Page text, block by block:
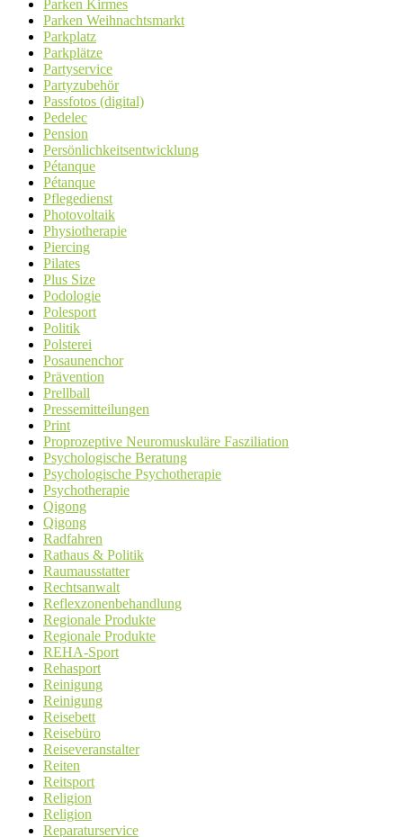
Parken Kirmes
Parken Weihnachtsmarkt
Parkplatz
Parkplätze
Partyservice
Partyzubehör
Passfotos (digital)
Pedelec
Pension
Persönlichkeitsentwicklung
Pétanque
Pétanque
Pflegedienst
Photovoltaik
Physiotherapie
Piercing
Pilates
Plus Size
Podologie
Polesport
Politik
Polsterei
Posaunenchor
Prävention
Prellball
Pressemitteilungen
Print
Proprozeptive Neuromuskuläre Fasziliation
Psychologische Beratung
Psychologische Psychotherapie
Psychotherapie
Qigong
Qigong
Radfahren
Rathaus & Politik
Raumausstatter
Rechtsanwalt
Reflexzonenbehandlung
Regionale Produkte
Regionale Produkte
REHA-Sport
Rehasport
Reinigung
Reinigung
Reisebett
Reisebüro
Reiseveranstalter
Reiten
Reitsport
Religion
Religion
Reparaturservice